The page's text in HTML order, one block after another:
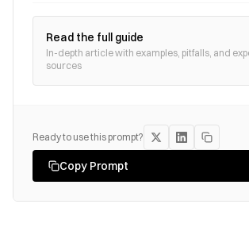
Read the full guide
In-depth article with examples, pitfalls, and
sources
Ready to use this prompt?
Copy Prompt